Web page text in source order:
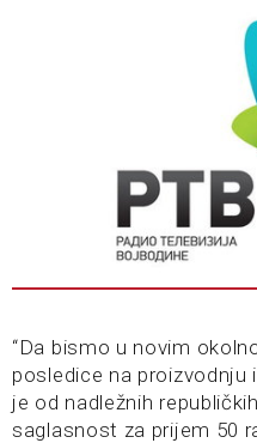
“Da bismo u novim
posledice na proizvodnju
je od nadležnih
saglasnost za prijem 50